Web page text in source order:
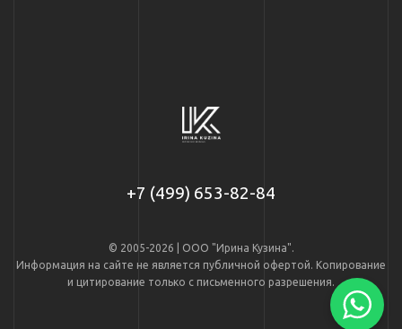
+7 (499) 653-82-84
© 2005-2026 | ООО "Ирина Кузина".
Информация на сайте не является публичной офертой. Копирование
и цитирование только с письменного разрешения.